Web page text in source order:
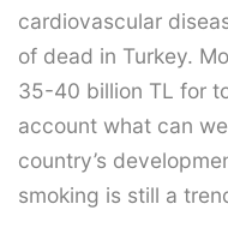
cardiovascular
of dead in Turkey.
35-40 billion TL for
account what can
country’s
smoking is still a